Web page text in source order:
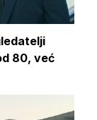
80, već